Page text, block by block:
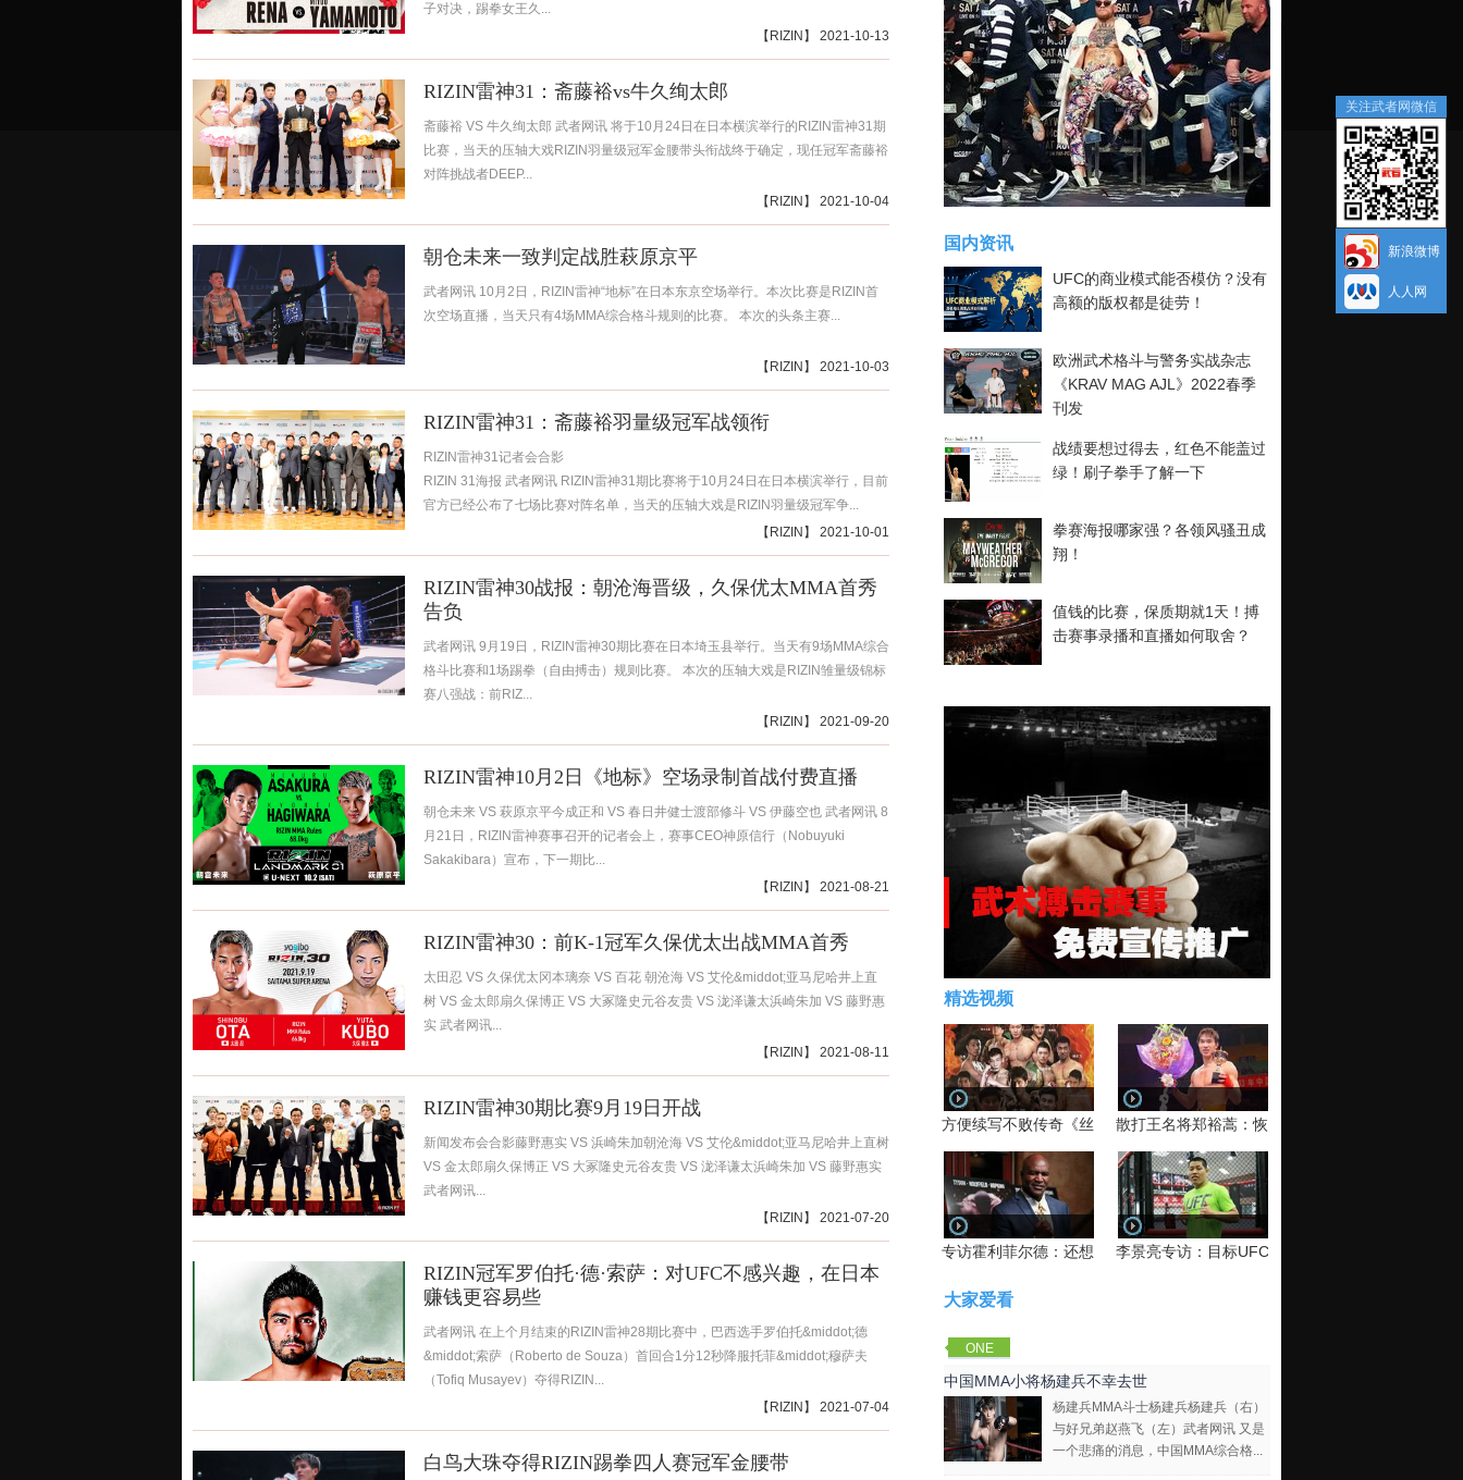
子对决，踢拳女王久...
【 RIZIN 】 2021-10-13
RIZIN雷神31：斋藤裕vs牛久绚太郎
斋藤裕 VS 牛久绚太郎 武者网讯 将于10月24日在日本横滨举行的RIZIN雷神31期
比赛，当天的压轴大戏RIZIN羽量级冠军金腰带头衔战终于确定，现任冠军斋藤裕
对阵挑战者DEEP...
【 RIZIN 】 2021-10-04
朝仓未来一致判定战胜萩原京平
武者网讯 10月2日，RIZIN雷神“地标”在日本东京空场举行。本次比赛是RIZIN首
次空场直播，当天只有4场MMA综合格斗规则的比赛。 本次的头条主赛...
【 RIZIN 】 2021-10-03
RIZIN雷神31：斋藤裕羽量级冠军战领衔
RIZIN雷神31记者会合影
RIZIN 31海报 武者网讯 RIZIN雷神31期比赛将于10月24日在日本横滨举行，目前
官方已经公布了七场比赛对阵名单，当天的压轴大戏是RIZIN羽量级冠军争...
【 RIZIN 】 2021-10-01
RIZIN雷神30战报：朝沧海晋级，久保优太MMA首秀
告负
武者网讯 9月19日，RIZIN雷神30期比赛在日本埼玉县举行。当天有9场MMA综合
格斗比赛和1场踢拳（自由搏击）规则比赛。 本次的压轴大戏是RIZIN雏量级锦标
赛八强战：前RIZ...
【 RIZIN 】 2021-09-20
RIZIN雷神10月2日《地标》空场录制首战付费直播
朝仓未来 VS 萩原京平今成正和 VS 春日井健士渡部修斗 VS 伊藤空也 武者网讯 8
月21日，RIZIN雷神赛事召开的记者会上，赛事CEO神原信行（Nobuyuki
Sakakibara）宣布，下一期比...
【 RIZIN 】 2021-08-21
RIZIN雷神30：前K-1冠军久保优太出战MMA首秀
太田忍 VS 久保优太冈本璃奈 VS 百花 朝沧海 VS 艾伦&middot;亚马尼哈井上直
树 VS 金太郎扇久保博正 VS 大冢隆史元谷友贵 VS 泷泽谦太浜崎朱加 VS 藤野惠
实 武者网讯...
【 RIZIN 】 2021-08-11
RIZIN雷神30期比赛9月19日开战
新闻发布会合影藤野惠实 VS 浜崎朱加朝沧海 VS 艾伦&middot;亚马尼哈井上直树
VS 金太郎扇久保博正 VS 大冢隆史元谷友贵 VS 泷泽谦太浜崎朱加 VS 藤野惠实
武者网讯...
【 RIZIN 】 2021-07-20
RIZIN冠军罗伯托·德·索萨：对UFC不感兴趣，在日本
赚钱更容易些
武者网讯 在上个月结束的RIZIN雷神28期比赛中，巴西选手罗伯托&middot;德
&middot;索萨（Roberto de Souza）首回合1分12秒降服托菲&middot;穆萨夫
（Tofiq Musayev）夺得RIZIN...
【 RIZIN 】 2021-07-04
白鸟大珠夺得RIZIN踢拳四人赛冠军金腰带
国内资讯
UFC的商业模式能否模仿？没有
高额的版权都是徒劳！
欧洲武术格斗与警务实战杂志
《KRAV MAG AJL》2022春季
刊发
战绩要想过得去，红色不能盖过
绿！刷子拳手了解一下
拳赛海报哪家强？各领风骚丑成
翔！
值钱的比赛，保质期就1天！搏
击赛事录播和直播如何取舍？
精选视频
方便续写不败传奇《丝路英雄》太原站全场视频
散打王名将郑裕蒿：恢复训练 有望回归擂台
专访霍利菲尔德：还想再和泰森干一架！李景亮专访：目标UFC金腰带 不做打酱油
大家爱看
ONE
Champions
hip
中国MMA小将杨建兵不幸去世
杨建兵MMA斗士杨建兵杨建兵（右）
与好兄弟赵燕飞（左）武者网讯 又是
一个悲痛的消息，中国MMA综合格...
关注武者网微信
新浪微博
人人网